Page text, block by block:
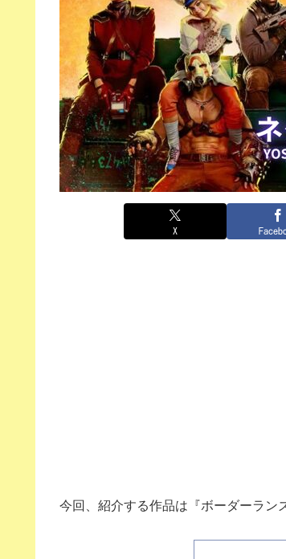
X
今回、紹介する作品は『ボーダーラン